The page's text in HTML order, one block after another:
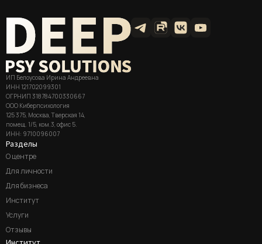
ИП Белоусова Ирина Андреевна
ИНН 121702099301
ОГРНИП 318784700330667
ООО Киберпсихология
125 375, Москва, Тверская 14,
помещ. 1/5, ком.3, офис 5.
ИНН: 9710096007
Разделы
О центре
Для личности
Для бизнеса
Институт
Услуги
Отзывы